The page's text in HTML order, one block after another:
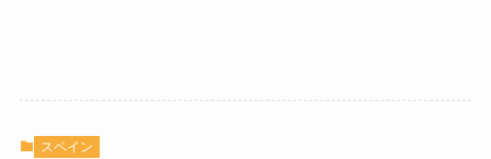
スペイン